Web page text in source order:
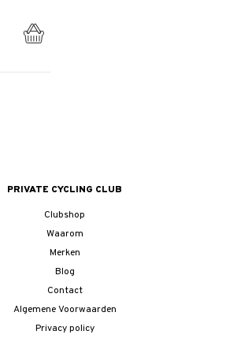
PRIVATE CYCLING CLUB
Clubshop
Waarom
Merken
Blog
Contact
Algemene Voorwaarden
Privacy policy